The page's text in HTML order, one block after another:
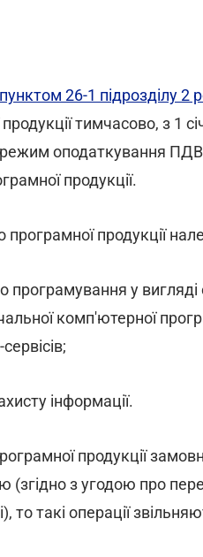
пунктом 26-1 підрозділу 2
тимчасово, з 1
оподаткування
продукції.
продукції
у вигляді
комп'ютерної
інформації.
продукції
(згідно з угодою про
то такі операції